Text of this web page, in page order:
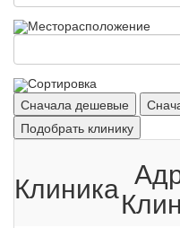
Месторасположение
Сортировка
Сначала дешевые
Подобрать клинику
Клиника